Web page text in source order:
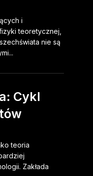
i
teoretycznej,
nie są
Cykl
teoria
Zakłada